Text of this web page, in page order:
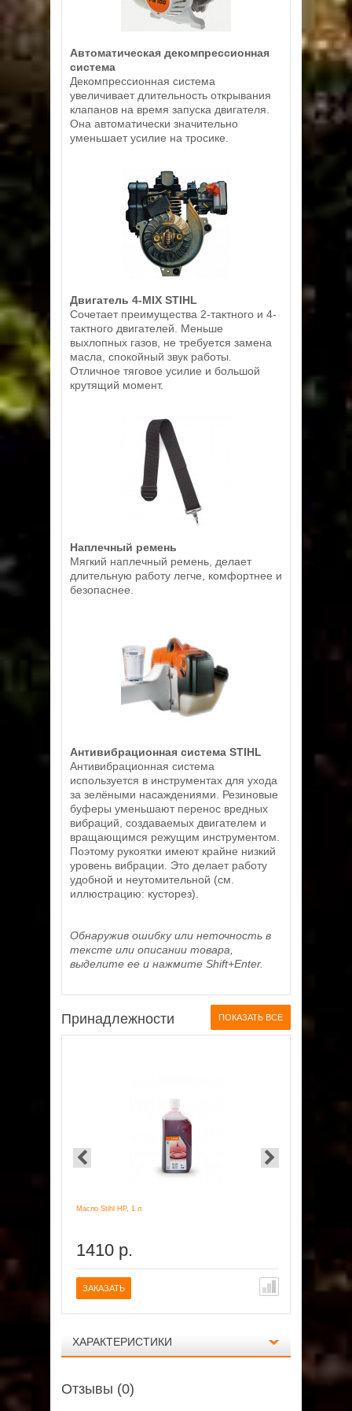
Автоматическая декомпрессионная
система
Декомпрессионная система
увеличивает длительность открывания
клапанов на время запуска двигателя.
Она автоматически значительно
уменьшает усилие на тросике.
Двигатель 4-MIX STIHL
Сочетает преимущества 2-тактного и 4-
тактного двигателей. Меньше
выхлопных газов, не требуется замена
масла, спокойный звук работы.
Отличное тяговое усилие и большой
крутящий момент.
Наплечный ремень
Мягкий наплечный ремень, делает
длительную работу легче, комфортнее и
безопаснее.
Антивибрационная система STIHL
Антивибрационная система
используется в инструментах для ухода
за зелёными насаждениями. Резиновые
буферы уменьшают перенос вредных
вибраций, создаваемых двигателем и
вращающимся режущим инструментом.
Поэтому рукоятки имеют крайне низкий
уровень вибрации. Это делает работу
удобной и неутомительной (см.
иллюстрацию: кусторез).
Обнаружив ошибку или неточность в
тексте или описании товара,
выделите ее и нажмите Shift+Enter.
Принадлежности ПОКАЗАТЬ ВСЕ
Масло Stihl HP, 1 л
1410 р.
ЗАКАЗАТЬ
1690
ХАРАКТЕРИСТИКИ
Отзывы (0)